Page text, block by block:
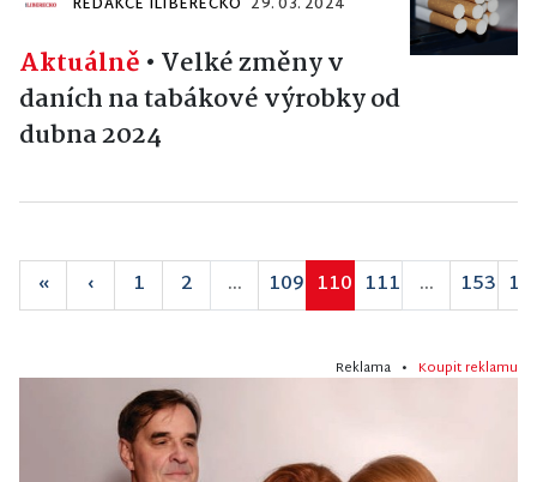
Aktuálně • Velké změny v
daních na tabákové výrobky od
dubna 2024
« ‹ 1 2 ... 109 110 111 ... 153
Reklama • Koupit reklamu